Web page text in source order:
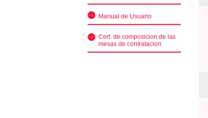
Manual de Usuario
Cert. de composicion de las
mesas de contratacion